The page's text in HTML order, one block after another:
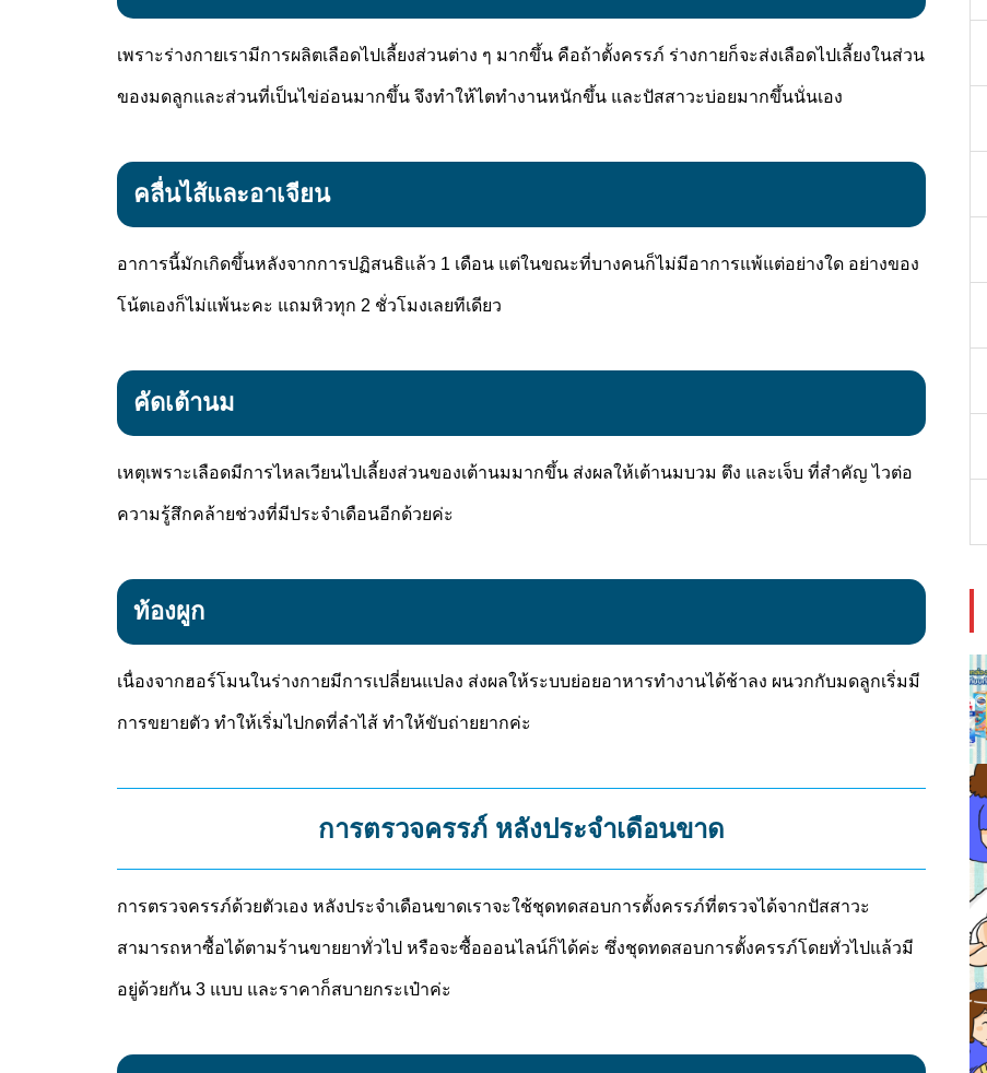
เพราะร่างกายเรามีการผลิตเลือดไปเลี้ยงส่วนต่าง ๆ มากขึ้น คือถ้าตั้งครรภ์ ร่างกายก็จะส่งเลือดไปเลี้ยงในส่วน
ของมดลูกและส่วนที่เป็นไข่อ่อนมากขึ้น จึงทำให้ไตทำงานหนักขึ้น และปัสสาวะบ่อยมากขึ้นนั่นเอง
คลื่นไส้และอาเจียน
อาการนี้มักเกิดขึ้นหลังจากการปฏิสนธิแล้ว 1 เดือน แต่ในขณะที่บางคนก็ไม่มีอาการแพ้แต่อย่างใด อย่างของ
โน้ตเองก็ไม่แพ้นะคะ แถมหิวทุก 2 ชั่วโมงเลยทีเดียว
คัดเต้านม
เหตุเพราะเลือดมีการไหลเวียนไปเลี้ยงส่วนของเต้านมมากขึ้น ส่งผลให้เต้านมบวม ตึง และเจ็บ ที่สำคัญ ไวต่อ
ความรู้สึกคล้ายช่วงที่มีประจำเดือนอีกด้วยค่ะ
ท้องผูก
เนื่องจากฮอร์โมนในร่างกายมีการเปลี่ยนแปลง ส่งผลให้ระบบย่อยอาหารทำงานได้ช้าลง ผนวกกับมดลูกเริ่มมี
การขยายตัว ทำให้เริ่มไปกดที่ลำไส้ ทำให้ขับถ่ายยากค่ะ
การตรวจครรภ์ หลังประจำเดือนขาด
การตรวจครรภ์ด้วยตัวเอง หลังประจำเดือนขาดเราจะใช้ชุดทดสอบการตั้งครรภ์ที่ตรวจได้จากปัสสาวะ
สามารถหาซื้อได้ตามร้านขายยาทั่วไป หรือจะซื้อออนไลน์ก็ได้ค่ะ ซึ่งชุดทดสอบการตั้งครรภ์โดยทั่วไปแล้วมี
อยู่ด้วยกัน 3 แบบ และราคาก็สบายกระเป๋าค่ะ